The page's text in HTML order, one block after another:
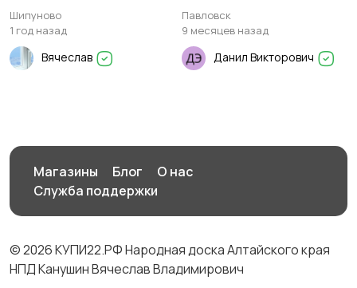
Шипуново
1 год назад
Вячеслав
Прочистка канализации
Павловск
9 месяцев назад
Данил Викторович
Магазины Блог
О нас
Служба поддержки
© 2026 КУПИ22.РФ Народная доска Алтайского края
НПД Канушин Вячеслав Владимирович